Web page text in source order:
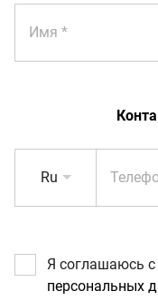
Имя
Ru
Я соглашаюсь
персональных